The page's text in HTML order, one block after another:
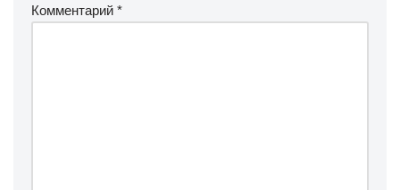
Комментарий *